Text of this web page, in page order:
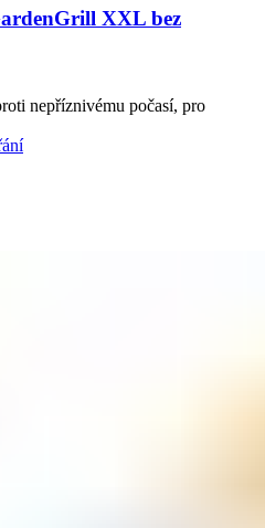
XXL bez
nepříznivému počasí, pro